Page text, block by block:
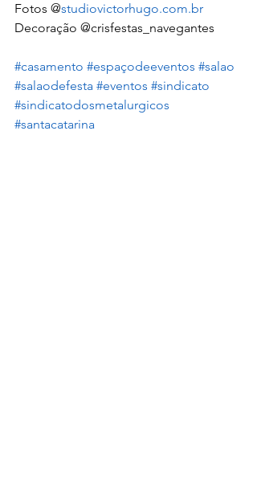
Fotos @studiovictorhugo.com.br
Decoração @crisfestas_navegantes
#casamento #espaçodeeventos #salao
#salaodefesta #eventos #sindicato
#sindicatodosmetalurgicos
#santacatarina